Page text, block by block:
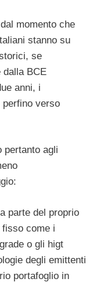
momento che
stanno su
se
dalla BCE
anni, i
perfino verso
pertanto agli
parte del proprio
come i
o gli higt
degli emittenti
portafoglio in